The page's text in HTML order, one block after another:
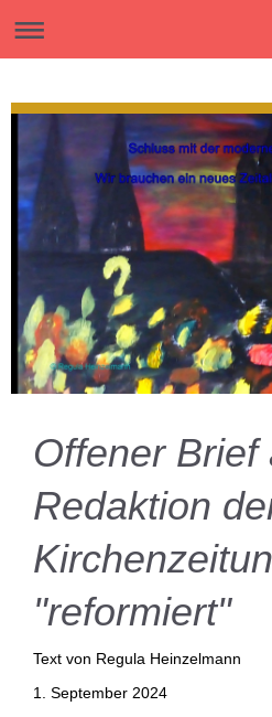
Offener Brief
Redaktion
"reformiert"
Text von Regula Heinzelmann
1. September 2024